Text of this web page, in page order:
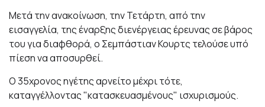
Μετά την ανακοίνωση, την Τετάρτη, από την
εισαγγελία, της έναρξης διενέργειας έρευνας σε βάρος
του για διαφθορά, ο Σεμπάστιαν Κουρτς τελούσε υπό
πίεση να αποσυρθεί.
Ο 35χρονος ηγέτης αρνείτο μέχρι τότε,
καταγγέλλοντας "κατασκευασμένους" ισχυρισμούς.